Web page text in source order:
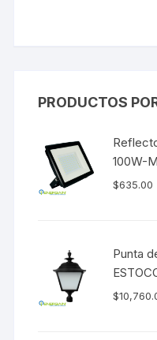
PRODUCTOS
100W-
$635.00
Punta
$